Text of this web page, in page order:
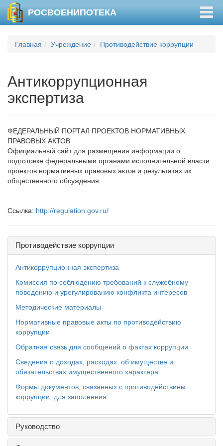
РОСВОЕНИПОТЕКА
Главная Учреждение Противодействие коррупции
Антикоррупционная
экспертиза
ФЕДЕРАЛЬНЫЙ ПОРТАЛ ПРОЕКТОВ НОРМАТИВНЫХ
ПРАВОВЫХ АКТОВ
Официальный сайт для размещения информации о
подготовке федеральными органами исполнительной власти
проектов нормативных правовых актов и результатах их
общественного обсуждения
Ссылка: http://regulation.gov.ru/
Противодействие коррупции
Антикоррупционная экспертиза
Комиссия по соблюдению требований к служебному
поведению и урегулированию конфликта интересов
Методические материалы
Нормативные правовые акты по противодействию
коррупции
Обратная связь для сообщений о фактах коррупции
Сведения о доходах, расходах, об имуществе и
обязательствах имущественного характера
Формы документов, связанных с противодействием
коррупции, для заполнения
Руководство